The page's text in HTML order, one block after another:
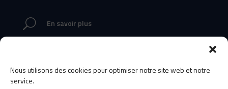
Nous utilisons des cookies pour optimiser notre site web et notre
service.
U En savoir plus
S’inscrire